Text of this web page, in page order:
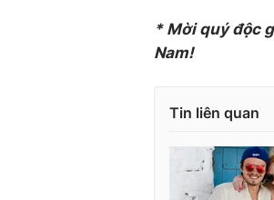
* Mời quý độc
Nam!
Tin liên quan